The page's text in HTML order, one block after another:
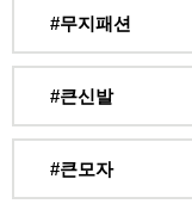
#무지패션
#큰신발
#큰모자